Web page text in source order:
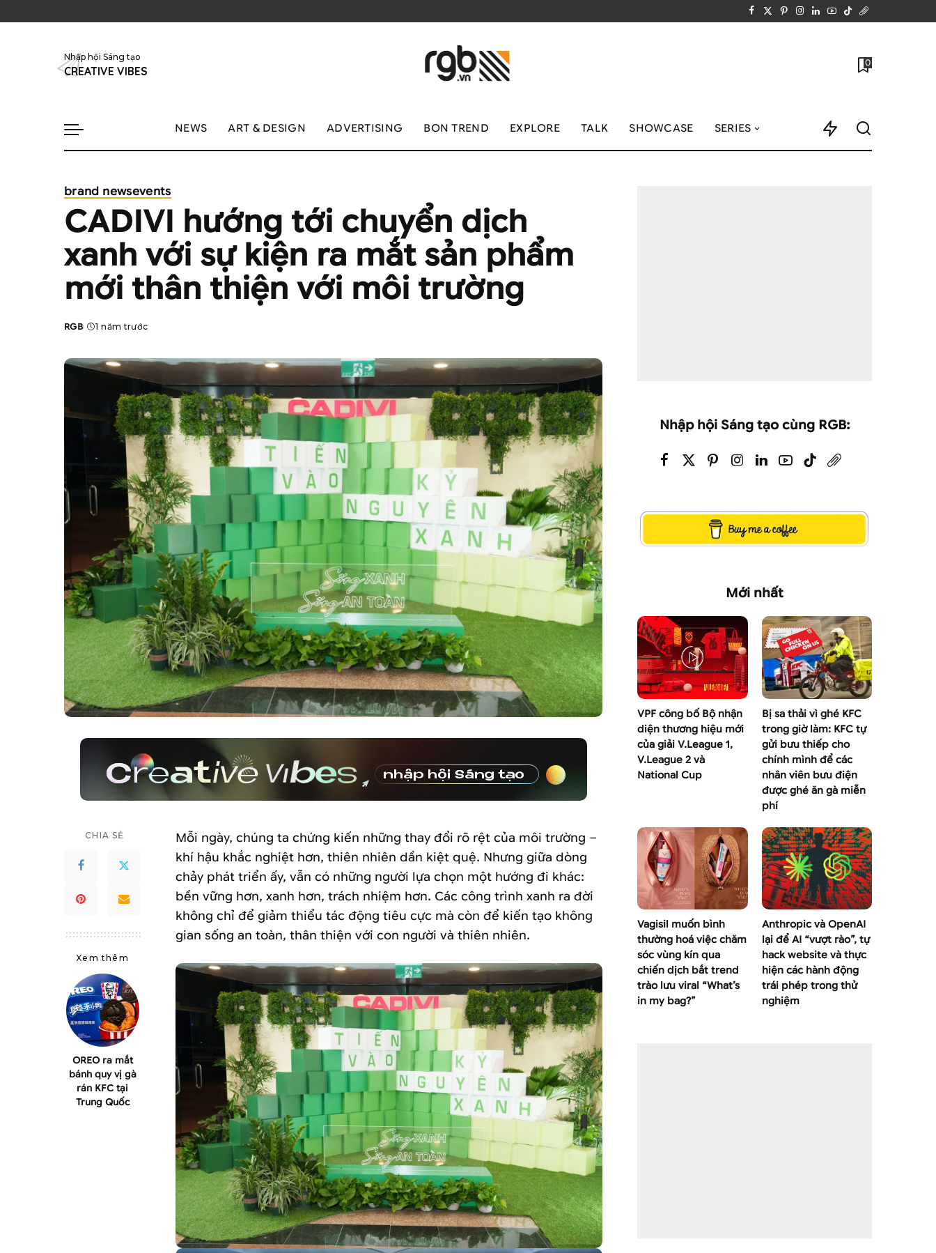
Nhập hội Sáng tạo
CREATIVE VIBES
0
NEWS ART & DESIGN ADVERTISING BON TREND EXPLORE TALK SHOWCASE SERIES
brand newsevents
CADIVI hướng tới chuyển dịch
xanh với sự kiện ra mắt sản phẩm
mới thân thiện với môi trường
Posted
RGB 1 năm trước
CHIA SẺ
Xem thêm
OREO ra mắt
bánh quy vị gà
rán KFC tại
Trung Quốc
Mỗi ngày, chúng ta chứng kiến những thay đổi rõ rệt của môi trường –
khí hậu khắc nghiệt hơn, thiên nhiên dần kiệt quệ. Nhưng giữa dòng
chảy phát triển ấy, vẫn có những người lựa chọn một hướng đi khác:
bền vững hơn, xanh hơn, trách nhiệm hơn. Các công trình xanh ra đời
không chỉ để giảm thiểu tác động tiêu cực mà còn để kiến tạo không
gian sống an toàn, thân thiện với con người và thiên nhiên.
Nhập hội Sáng tạo cùng RGB:
Mới nhất
VPF công bố Bộ nhận
diện thương hiệu mới
của giải V.League 1,
V.League 2 và
National Cup
Bị sa thải vì ghé KFC
trong giờ làm: KFC tự
gửi bưu thiếp cho
chính mình để các
nhân viên bưu điện
được ghé ăn gà miễn
phí
Vagisil muốn bình
thường hoá việc chăm
sóc vùng kín qua
chiến dịch bắt trend
trào lưu viral “What’s
in my bag?”
Anthropic và OpenAI
lại để AI “vượt rào”, tự
hack website và thực
hiện các hành động
trái phép trong thử
nghiệm